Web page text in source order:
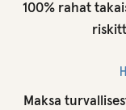
100% rahat
Maksa